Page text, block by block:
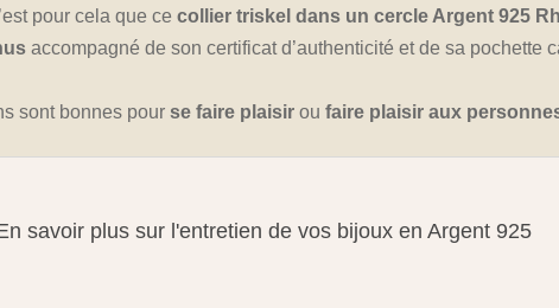
pour cela que cecollier triskel dans un cercle Argent 925
accompagné de son certificat d’authenticité et de sa pochette
sont bonnes pourse faire plaisir oufaire plaisir aux
savoir plus sur l'entretien de vos bijoux en Argent 925